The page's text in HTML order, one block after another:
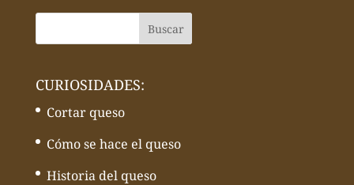
CURIOSIDADES:
Cortar queso
Cómo se hace el queso
Historia del queso